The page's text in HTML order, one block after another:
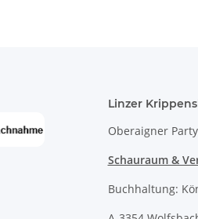
Linzer
Oberaigner
Schauraum &
Buchhaltung: